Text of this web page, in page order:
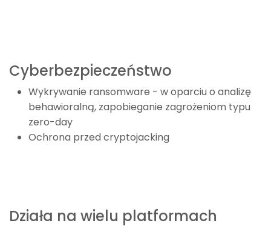
Cyberbezpieczeństwo
Wykrywanie ransomware - w oparciu o analizę
behawioralną, zapobieganie zagrożeniom typu
zero-day
Ochrona przed cryptojacking
Działa na wielu platformach